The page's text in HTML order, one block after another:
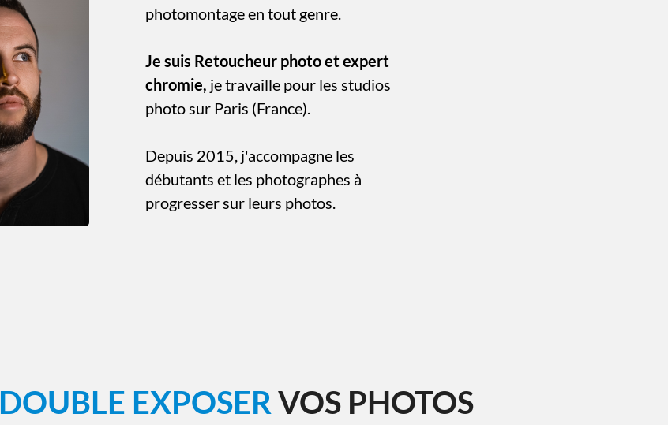
photomontage en tout genre.
Je suis Retoucheur photo et expert
chromie, je travaille pour les studios
photo sur Paris (France).
Depuis 2015, j'accompagne les
débutants et les photographes à
progresser sur leurs photos.
DOUBLE EXPOSERVOS PHOTOS